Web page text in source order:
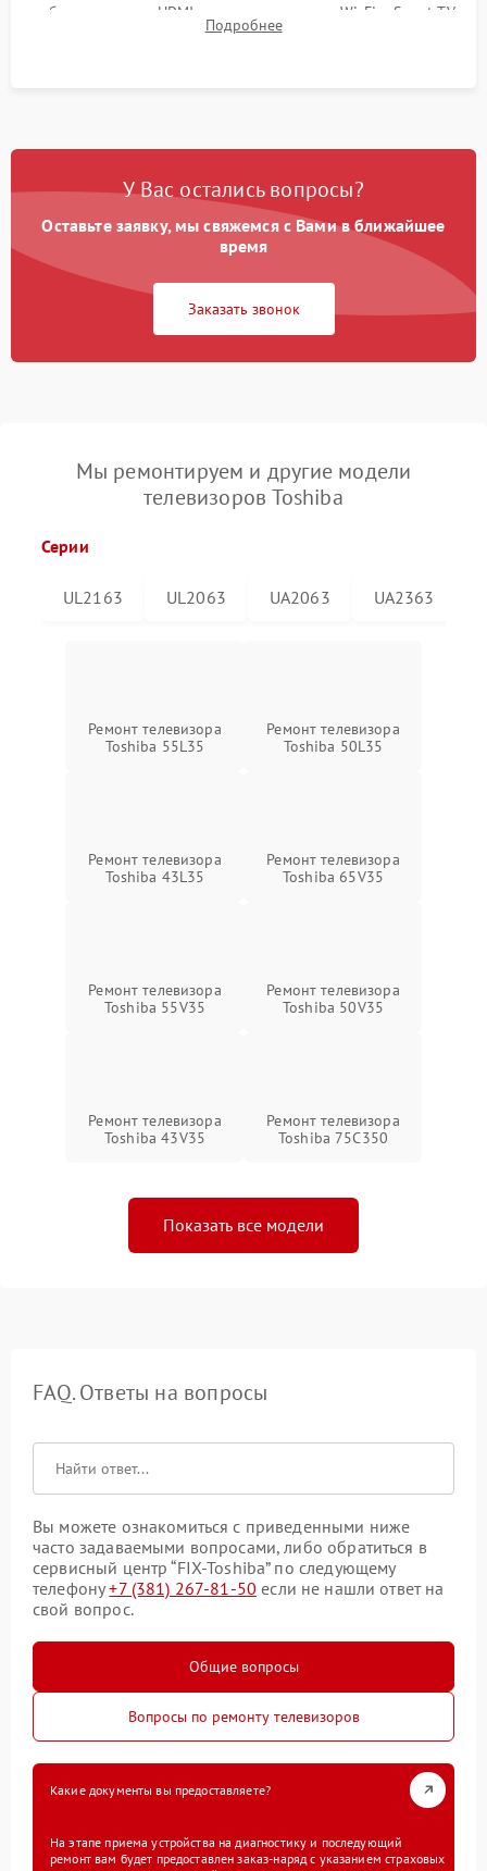
работы разъемов HDMI, динамиков, модуля Wi-Fi и Smart TV
в рабочем режиме в течение нескольких часов.
Подробнее
У Вас остались вопросы?
Оставьте заявку, мы свяжемся с Вами в ближайшее
время
Заказать звонок
Мы ремонтируем и другие модели
телевизоров Toshiba
Серии
UL2163 UL2063 UA2063 UA2363
Ремонт телевизора
Toshiba 55L35
Ремонт телевизора
Toshiba 50L35
Ремонт телевизора
Toshiba 43L35
Ремонт телевизора
Toshiba 65V35
Ремонт телевизора
Toshiba 55V35
Ремонт телевизора
Toshiba 50V35
Ремонт телевизора
Toshiba 43V35
Ремонт телевизора
Toshiba 75C350
Показать все модели
FAQ. Ответы на вопросы
Вы можете ознакомиться с приведенными ниже
часто задаваемыми вопросами, либо обратиться в
сервисный центр “FIX-Toshiba” по следующему
телефону+7 (381) 267-81-50 если не нашли ответ на
свой вопрос.
Общие вопросы
Вопросы по ремонту телевизоров
Какие документы вы предоставляете?
На этапе приема устройства на диагностику и последующий
ремонт вам будет предоставлен заказ-наряд с указанием страховых